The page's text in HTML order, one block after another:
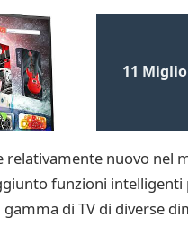
11
relativamente nuovo
funzioni
gamma di TV di diverse